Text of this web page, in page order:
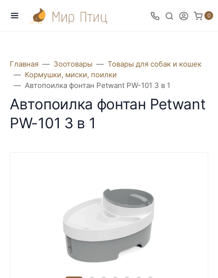
0
Главная Зоотовары
Товары для собак и кошек
Кормушки, миски, поилки
Автопоилка фонтан Petwant PW-101 3 в 1
Автопоилка фонтан Petwant
PW-101 3 в 1